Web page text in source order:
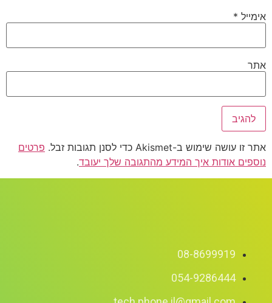
אימייל *
אתר
אתר זו עושה שימוש ב-Akismet כדי לסנן תגובות זבל.
פרטים
נוספים אודות איך המידע מהתגובה שלך יעובד.
08-8699919
054-9286444